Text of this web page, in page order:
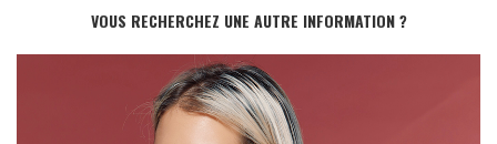
VOUS RECHERCHEZ UNE AUTRE INFORMATION ?